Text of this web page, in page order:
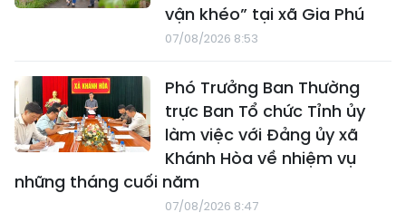
vận khéo” tại xã Gia Phú
07/08/2026 8:53
Phó Trưởng Ban Thường
trực Ban Tổ chức Tỉnh ủy
làm việc với Đảng ủy xã
Khánh Hòa về nhiệm vụ
những tháng cuối năm
07/08/2026 8:47